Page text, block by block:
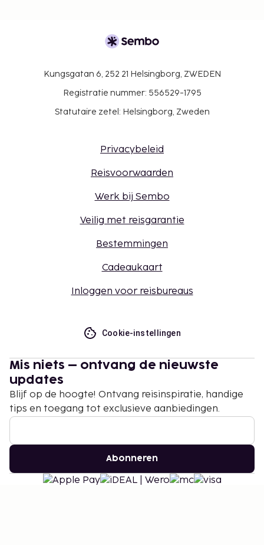
Kungsgatan 6, 252 21 Helsingborg, ZWEDEN
Registratie nummer: 556529-1795
Statutaire zetel: Helsingborg, Zweden
Privacybeleid
Reisvoorwaarden
Werk bij Sembo
Veilig met reisgarantie
Bestemmingen
Cadeaukaart
Inloggen voor reisbureaus
Cookie-instellingen
Mis niets – ontvang de nieuwste
updates
Blijf op de hoogte! Ontvang reisinspiratie, handige
tips en toegang tot exclusieve aanbiedingen.
Abonneren